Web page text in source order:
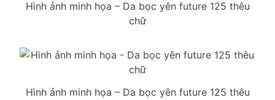
Hình ảnh minh họa – Da bọc yên future 125 thêu
chữ
Hình ảnh minh họa – Da bọc yên future 125 thêu